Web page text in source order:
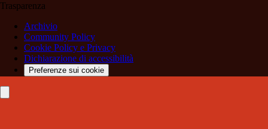
Trasparenza
Archivio
Community Policy
Cookie Policy e Privacy
Dichiarazione di accessibilità
Preferenze sui cookie